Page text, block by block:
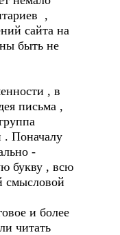
,
сайта на
быть не
, в
письма ,
. Поначалу
-
букву , всю
смысловой
и более
читать